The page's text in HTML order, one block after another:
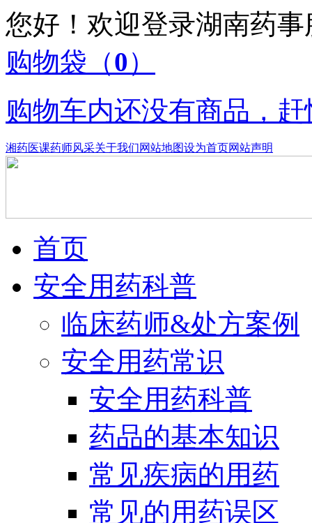
您好！欢迎登录湖南药
购物袋 （0）
购物车内还没有商品，
湘药医课药师风采关于我们网站地图设为首页网站声明
首页
安全用药科普
临床药师&处方案例
安全用药常识
安全用药科普
药品的基本知识
常见疾病的用药
常见的用药误区